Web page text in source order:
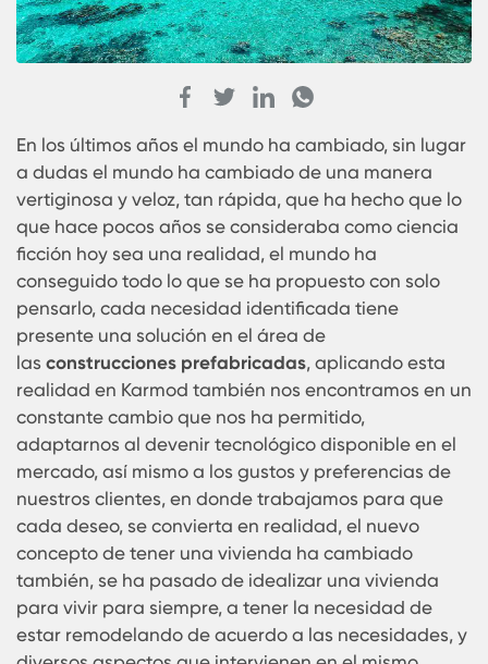
En los últimos años el mundo ha cambiado, sin
a dudas el mundo ha cambiado de una manera
vertiginosa y veloz, tan rápida, que ha hecho
que hace pocos años se consideraba como
ficción hoy sea una realidad, el mundo ha
conseguido todo lo que se ha propuesto con solo
pensarlo, cada necesidad identificada tiene
presente una solución en el área de
lasconstrucciones prefabricadas, aplicando
realidad en Karmod también nos encontramos
constante cambio que nos ha permitido,
adaptarnos al devenir tecnológico disponible
mercado, así mismo a los gustos y preferencias
nuestros clientes, en donde trabajamos para
cada deseo, se convierta en realidad, el nuevo